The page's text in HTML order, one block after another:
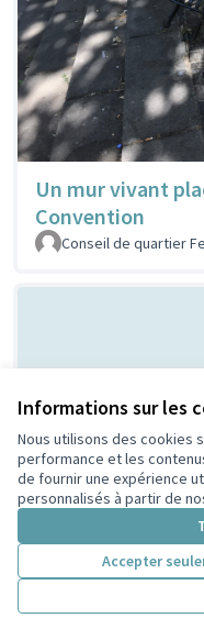
Informations sur les
Nous utilisons des cookies
performance et les
de fournir une expérience
personnalisés à partir de
Accepter
Un mur vivant
Convention
Conseil de quartier
Bal Populaire
Goujon